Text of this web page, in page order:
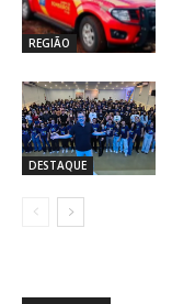
REGIÃO
DESTAQUE